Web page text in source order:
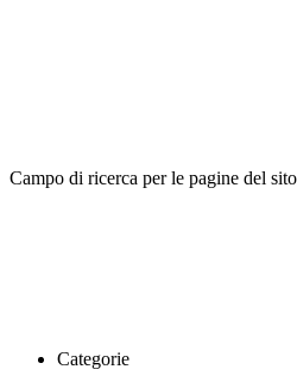
Campo di ricerca per le pagine del sito
Categorie